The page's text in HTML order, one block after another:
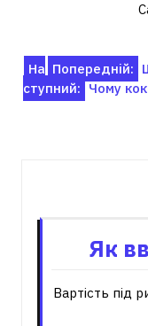
Навігація
записів
Попередній:
На
ступний: Чому
Як
Вартість під